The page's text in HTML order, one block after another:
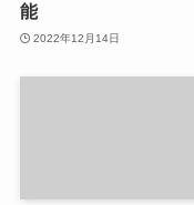
能
2022年12月14日